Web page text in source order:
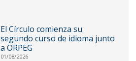
El Círculo comienza su
segundo curso de idioma junto
a ORPEG
01/08/2026